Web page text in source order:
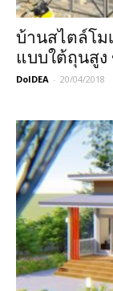
บ้านสไตล์โม
แบบใต้ถุนสู
DoIDEA - 20/04/2018